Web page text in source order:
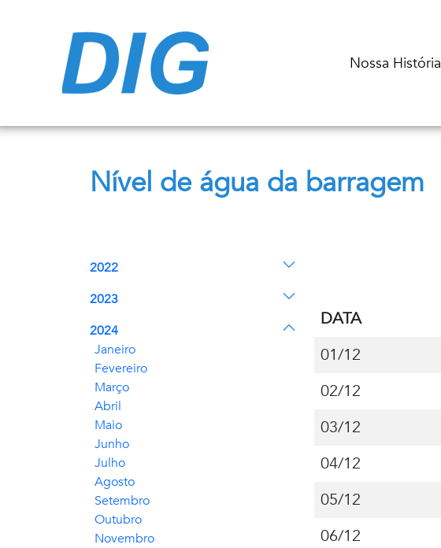
Nossa História
Nível de água da barragem
2022
2023
2024
Janeiro
Fevereiro
Março
Abril
Maio
Junho
Julho
Agosto
Setembro
Outubro
Novembro
DATA
01/12
02/12
03/12
04/12
05/12
06/12